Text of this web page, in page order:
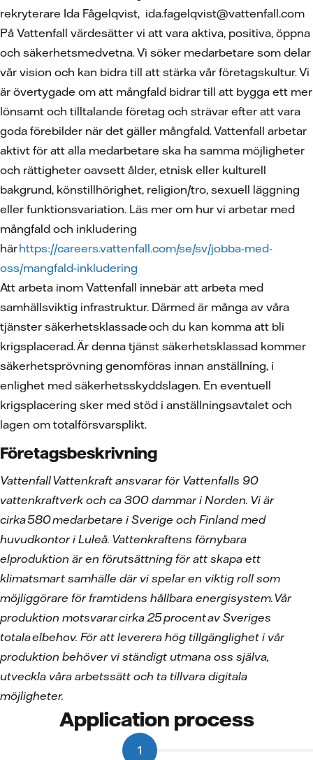
rekryterare Ida Fågelqvist, ida.fagelqvist@vattenfall.com
På Vattenfall värdesätter vi att vara aktiva, positiva, öppna
och säkerhetsmedvetna. Vi söker medarbetare som delar
vår vision och kan bidra till att stärka vår företagskultur. Vi
är övertygade om att mångfald bidrar till att bygga ett mer
lönsamt och tilltalande företag och strävar efter att vara
goda förebilder när det gäller mångfald. Vattenfall arbetar
aktivt för att alla medarbetare ska ha samma möjligheter
och rättigheter oavsett ålder, etnisk eller kulturell
bakgrund, könstillhörighet, religion/tro, sexuell läggning
eller funktionsvariation. Läs mer om hur vi arbetar med
mångfald och inkludering
härhttps://careers.vattenfall.com/se/sv/jobba-med-
oss/mangfald-inkludering
Att arbeta inom Vattenfall innebär att arbeta med
samhällsviktig infrastruktur. Därmed är många av våra
tjänster säkerhetsklassade och du kan komma att bli
krigsplacerad. Är denna tjänst säkerhetsklassad kommer
säkerhetsprövning genomföras innan anställning, i
enlighet med säkerhetsskyddslagen. En eventuell
krigsplacering sker med stöd i anställningsavtalet och
lagen om totalförsvarsplikt.
Företagsbeskrivning
Vattenfall Vattenkraft ansvarar för Vattenfalls 90
vattenkraftverk och ca 300 dammar i Norden. Vi är
cirka 580 medarbetare i Sverige och Finland med
huvudkontor i Luleå. Vattenkraftens förnybara
elproduktion är en förutsättning för att skapa ett
klimatsmart samhälle där vi spelar en viktig roll som
möjliggörare för framtidens hållbara energisystem. Vår
produktion motsvarar cirka 25 procent av Sveriges
totala elbehov. För att leverera hög tillgänglighet i vår
produktion behöver vi ständigt utmana oss själva,
utveckla våra arbetssätt och ta tillvara digitala
möjligheter.
Application process
1